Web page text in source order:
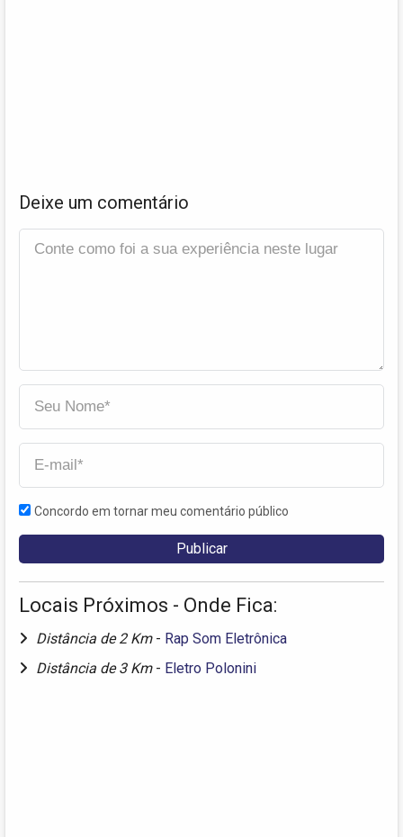
Deixe um comentário
Concordo em tornar meu comentário público
Locais Próximos - Onde Fica:
Distância de 2 Km - Rap Som Eletrônica
Distância de 3 Km - Eletro Polonini